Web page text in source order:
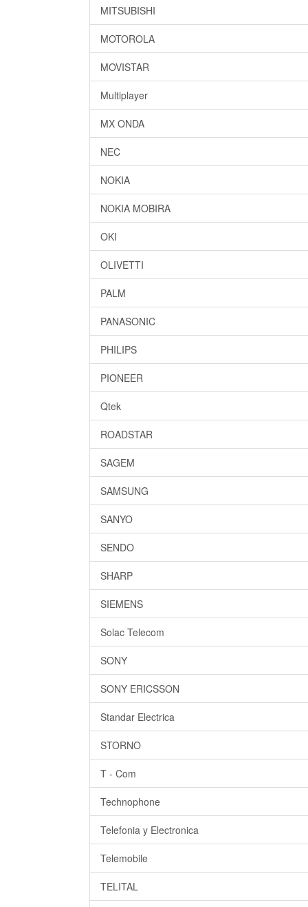
MITSUBISHI
MOTOROLA
MOVISTAR
Multiplayer
MX ONDA
NEC
NOKIA
NOKIA MOBIRA
OKI
OLIVETTI
PALM
PANASONIC
PHILIPS
PIONEER
Qtek
ROADSTAR
SAGEM
SAMSUNG
SANYO
SENDO
SHARP
SIEMENS
Solac Telecom
SONY
SONY ERICSSON
Standar Electrica
STORNO
T - Com
Technophone
Telefonia y Electronica
Telemobile
TELITAL